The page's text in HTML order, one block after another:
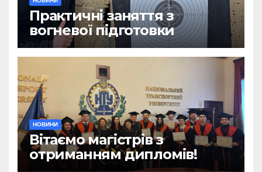
Практичні заняття з
вогневої підготовки
НОВИНИ
Вітаємо магістрів з
отриманням дипломів!